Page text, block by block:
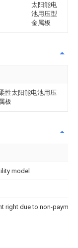
太阳能电
池用压型
金属板
性太阳能电池用压
板
model
right due to non-